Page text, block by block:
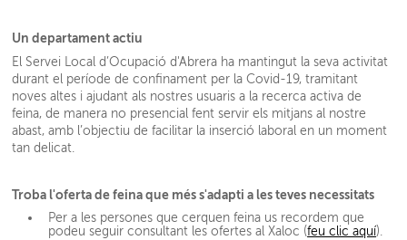
Un departament actiu
El Servei Local d’Ocupació d'Abrera ha mantingut la seva activitat
durant el període de confinament per la Covid-19, tramitant
noves altes i ajudant als nostres usuaris a la recerca activa de
feina, de manera no presencial fent servir els mitjans al nostre
abast, amb l’objectiu de facilitar la inserció laboral en un moment
tan delicat.
Troba l'oferta de feina que més s'adapti a les teves necessitats
Per a les persones que cerquen feina us recordem que
podeu seguir consultant les ofertes al Xaloc (feu clic aquí).